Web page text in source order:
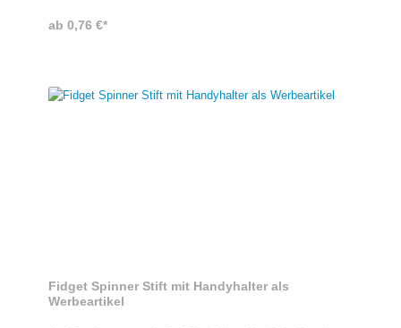
Werbegeschenk mit MehrwertSpezifikationen des
ab 0,76 €*
Fidget Spinner Stift mit Handyhalter als
Werbeartikel